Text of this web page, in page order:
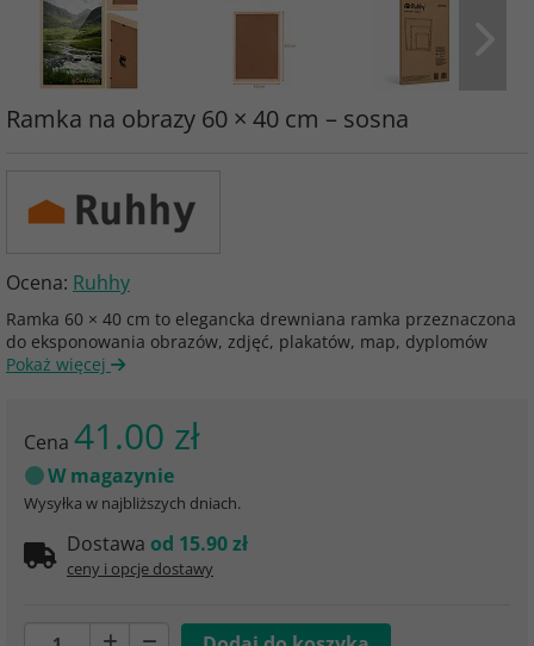
Ramka na obrazy 60 × 40 cm – sosna
Ocena: Ruhhy
Ramka 60 × 40 cm to elegancka drewniana ramka przeznaczona
do eksponowania obrazów, zdjęć, plakatów, map, dyplomów
Pokaż więcej
Cena 41.00 zł
W magazynie
Wysyłka w najbliższych dniach.
Dostawa od 15.90 zł
ceny i opcje dostawy